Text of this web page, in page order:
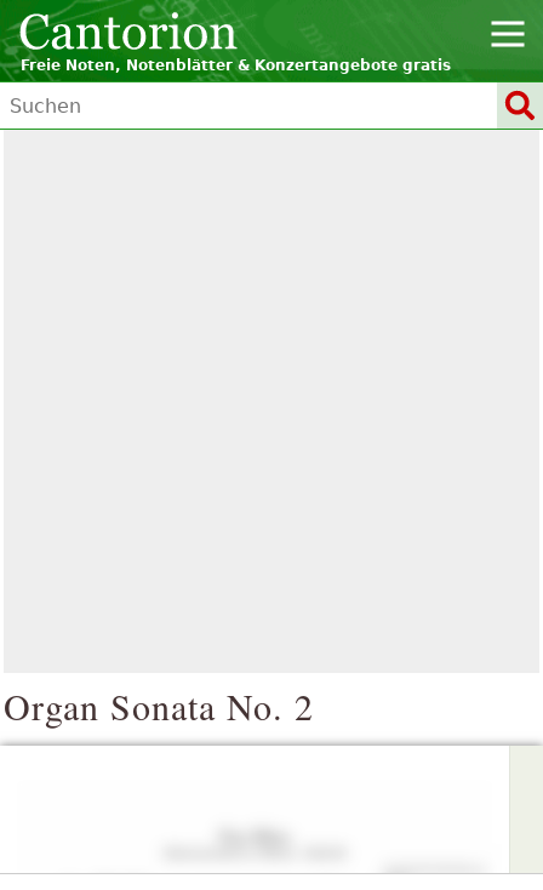
Freie Noten, Notenblätter & Konzertangebote gratis
Organ Sonata No. 2